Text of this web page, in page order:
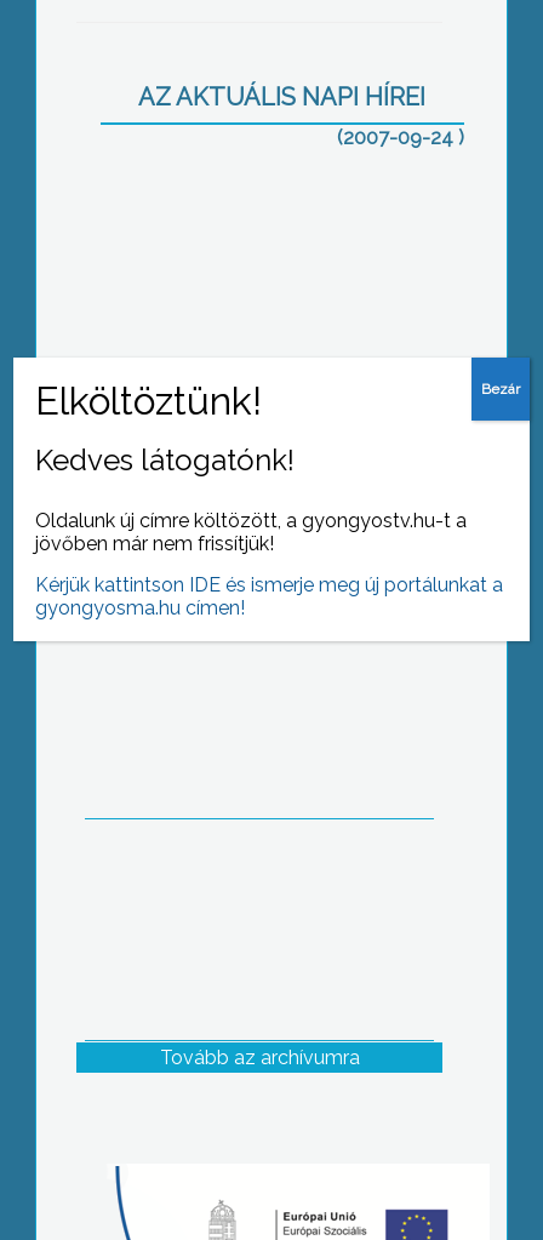
AZ AKTUÁLIS NAPI HÍREI
(2007-09-24 )
Lakossági fórummal zárult a Liberális
Hét Gyöngyösön
Tovább az archívumra
Kedves látogatónk!
Oldalunk új címre költözött, a gyongyostv.hu-t a
jövőben már nem frissítjük!
Kérjük kattintson IDE és ismerje meg új portálunkat a
gyongyosma.hu címen!